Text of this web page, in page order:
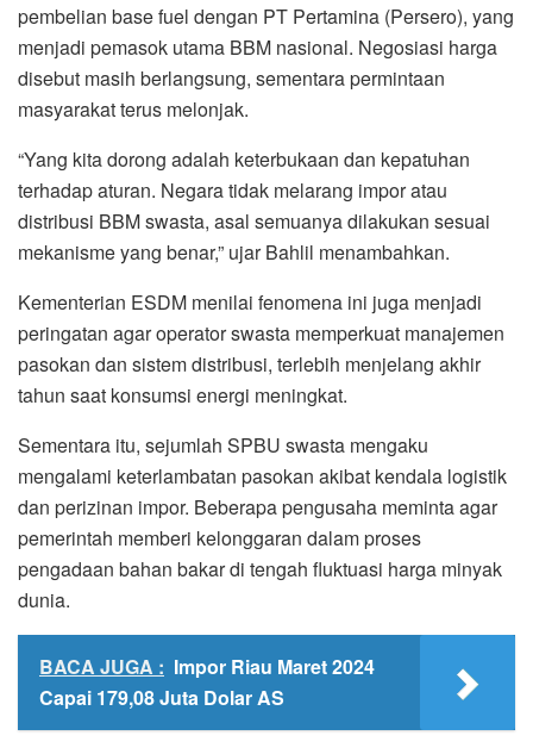
pembelian base fuel dengan PT Pertamina (Persero), yang
menjadi pemasok utama BBM nasional. Negosiasi harga
disebut masih berlangsung, sementara permintaan
masyarakat terus melonjak.
“Yang kita dorong adalah keterbukaan dan kepatuhan
terhadap aturan. Negara tidak melarang impor atau
distribusi BBM swasta, asal semuanya dilakukan sesuai
mekanisme yang benar,” ujar Bahlil menambahkan.
Kementerian ESDM menilai fenomena ini juga menjadi
peringatan agar operator swasta memperkuat manajemen
pasokan dan sistem distribusi, terlebih menjelang akhir
tahun saat konsumsi energi meningkat.
Sementara itu, sejumlah SPBU swasta mengaku
mengalami keterlambatan pasokan akibat kendala logistik
dan perizinan impor. Beberapa pengusaha meminta agar
pemerintah memberi kelonggaran dalam proses
pengadaan bahan bakar di tengah fluktuasi harga minyak
dunia.
BACA JUGA : Impor Riau Maret 2024
Capai 179,08 Juta Dolar AS